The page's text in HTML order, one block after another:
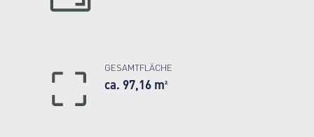
GESAMTFLÄCHE
ca. 97,16 m²